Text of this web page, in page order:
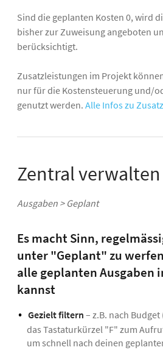
Sind die geplanten Kosten 0, wird
bisher zur Zuweisung angeboten
berücksichtigt.
Zusatzleistungen im Projekt
nur für die Kostensteuerung und/
genutzt werden. Alle Infos zu
Zentral verwalten
Ausgaben > Geplant
Es macht Sinn,
unter "Geplant" zu
alle geplanten Ausgaben
kannst
Gezielt filtern – z.B. nach
das Tastaturkürzel "F" zum
um schnell nach deinen